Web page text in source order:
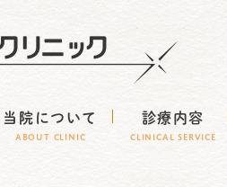
当院について
ABOUT CLINIC
診療内容
CLINICAL SERVICE